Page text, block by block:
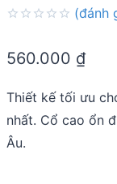
out
(đánh
560.000 ₫
Thiết kế tối ưu
nhất. Cổ cao ổn
Âu.